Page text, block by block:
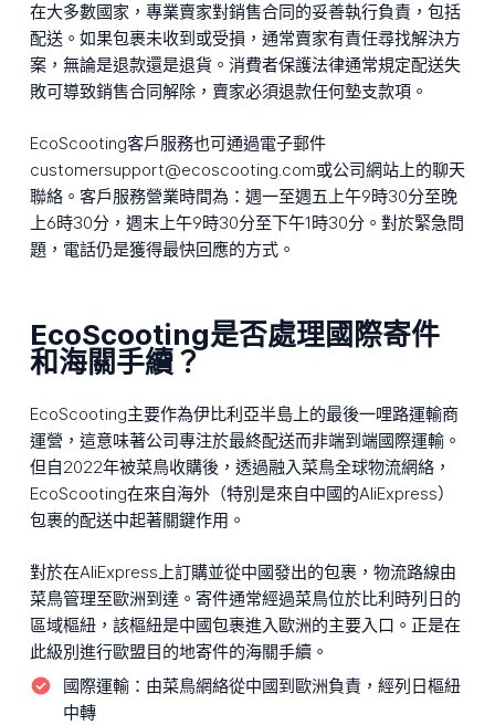
在大多數國家，專業賣家對銷售合同的妥善執行負責，包括
配送。如果包裹未收到或受損，通常賣家有責任尋找解決方
案，無論是退款還是退貨。消費者保護法律通常規定配送失
敗可導致銷售合同解除，賣家必須退款任何墊支款項。
EcoScooting客戶服務也可通過電子郵件
customersupport@ecoscooting.com或公司網站上的聊天
聯絡。客戶服務營業時間為：週一至週五上午9時30分至晚
上6時30分，週末上午9時30分至下午1時30分。對於緊急問
題，電話仍是獲得最快回應的方式。
EcoScooting是否處理國際寄件
和海關手續？
EcoScooting主要作為伊比利亞半島上的最後一哩路運輸商
運營，這意味著公司專注於最終配送而非端到端國際運輸。
但自2022年被菜鳥收購後，透過融入菜鳥全球物流網絡，
EcoScooting在來自海外（特別是來自中國的AliExpress）
包裹的配送中起著關鍵作用。
對於在AliExpress上訂購並從中國發出的包裹，物流路線由
菜鳥管理至歐洲到達。寄件通常經過菜鳥位於比利時列日的
區域樞紐，該樞紐是中國包裹進入歐洲的主要入口。正是在
此級別進行歐盟目的地寄件的海關手續。
國際運輸： 由菜鳥網絡從中國到歐洲負責，經列日樞紐
中轉